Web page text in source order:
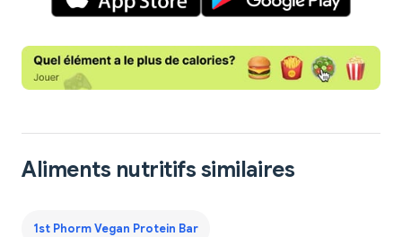
Aliments nutritifs similaires
1st Phorm Vegan Protein Bar